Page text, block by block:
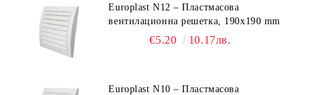
Europlast N12 – Пластмасова
вентилационна решетка, 190x190 mm
€5.20 10.17лв.
Europlast N10 – Пластмасова